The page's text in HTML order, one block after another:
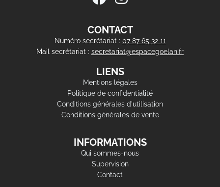
CONTACT
Numéro secrétariat : 07 87 65 32 11
Mail secrétariat : secretariat@espacegoelan.fr
LIENS
Mentions légales
Politique de confidentialité
Conditions générales d'utilisation
Conditions générales de vente
INFORMATIONS
Qui sommes-nous
Supervision
Contact